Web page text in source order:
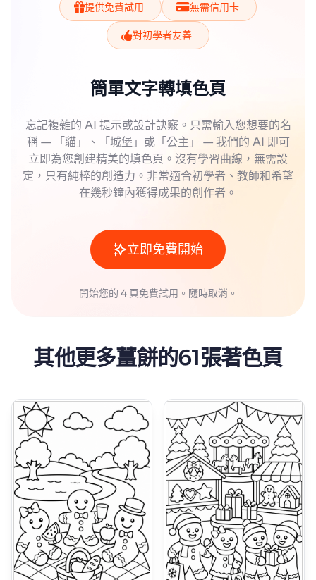
提供免費試用 無需信用卡
對初學者友善
簡單文字轉填色頁
忘記複雜的 AI 提示或設計訣竅。只需輸入您想要的名
稱 — 「貓」、「城堡」或「公主」 — 我們的 AI 即可
立即為您創建精美的填色頁。沒有學習曲線，無需設
定，只有純粹的創造力。非常適合初學者、教師和希望
在幾秒鐘內獲得成果的創作者。
立即免費開始
開始您的 4 頁免費試用。隨時取消。
其他更多薑餅的61張著色頁